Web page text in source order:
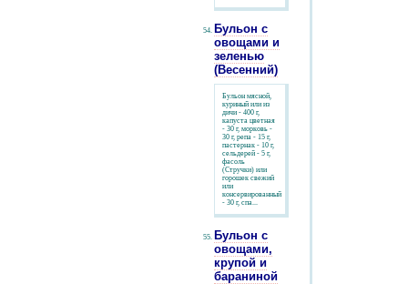
Бульон с
овощами и
зеленью
(Весенний)
Бульон мясной,
куриный или из
дичи - 400 г,
капуста цветная
- 30 г, морковь -
30 г, репа - 15 г,
пастернак - 10 г,
сельдерей - 5 г,
фасоль
(Стручки) или
горошек свежий
или
консервированный
- 30 г, спа...
Бульон с
овощами,
крупой и
бараниной